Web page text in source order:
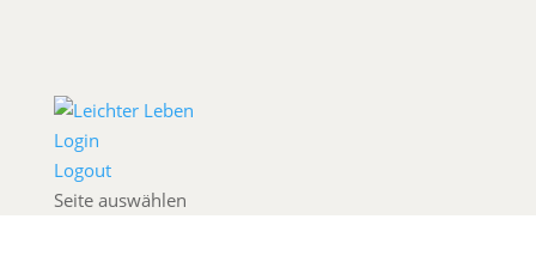
Login
Logout
Seite auswählen